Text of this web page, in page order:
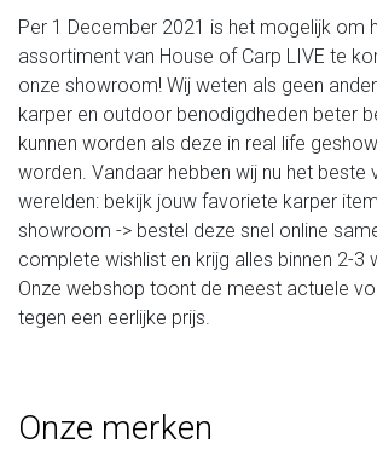
Per 1 December 2021 is het mogelijk om
assortiment van House of Carp LIVE te
onze showroom! Wij weten als geen
karper en outdoor benodigdheden beter
kunnen worden als deze in real life
worden. Vandaar hebben wij nu het beste
werelden: bekijk jouw favoriete karper
showroom -> bestel deze snel online
complete wishlist en krijg alles binnen 2-3
Onze webshop toont de meest actuele
tegen een eerlijke prijs.
Onze merken